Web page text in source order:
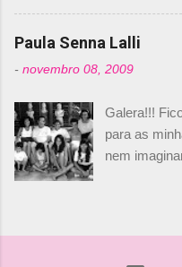
não tem
Nelson
experiente.”
não
de
outros
should, pretty much, tell you
#AlfaRomeoRacing
Romain falando sobre o
@RGrosjean ! #EifelGP
pic.twitter.com/
2020 Beijinhos, Ludy
Paula Senna Lalli
- novembro 08, 2009
Galera!!!
para as
nem
nunca falei
aqui: Na